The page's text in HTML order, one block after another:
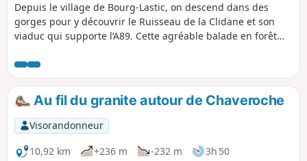
Depuis le village de Bourg-Lastic, on descend dans des
gorges pour y découvrir le Ruisseau de la Clidane et son
viaduc qui supporte l’A89. Cette agréable balade en forêt
Au fil du granite autour de Chaveroche
Visorandonneur
10,92 km
+236 m -232 m
3h 50